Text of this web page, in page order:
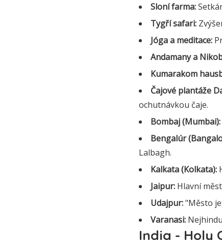
Sloní farma:
Tygří safari:
Jóga a meditace:
Andamany a
Kumarakom
Čajové plantáže
ochutnávkou čaje.
Bombaj (Mumbai):
Bengalúr
Lalbagh.
Kalkata (Kolkata):
Jaipur: Hlavní
Udajpur:"Město
Varanasi:
India - Holy